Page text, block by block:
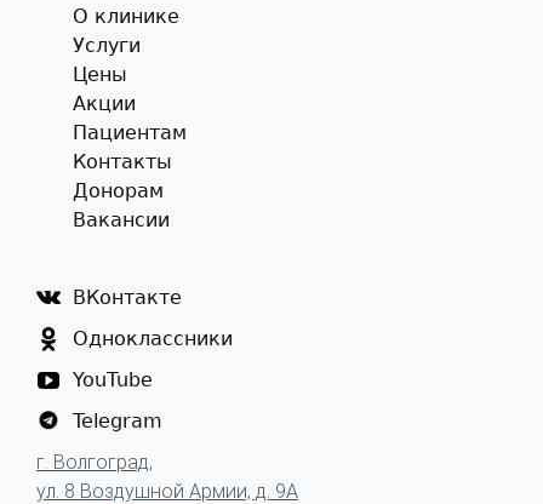
О клинике
Услуги
Цены
Акции
Пациентам
Контакты
Донорам
Вакансии
ВКонтакте
Одноклассники
YouTube
Telegram
г. Волгоград,
ул. 8 Воздушной Армии, д. 9А